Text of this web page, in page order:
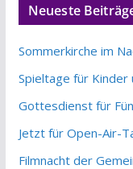
Neueste
Sommerkirche im
Spieltage für Kinder
Gottesdienst für
Jetzt für Open-Air-
Filmnacht der